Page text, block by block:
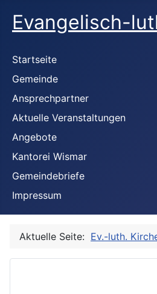
Evangelisch-
Startseite
Gemeinde
Ansprechpartner
Aktuelle Veranstaltungen
Angebote
Kantorei Wismar
Gemeindebriefe
Impressum
Aktuelle Seite: Ev.-luth.